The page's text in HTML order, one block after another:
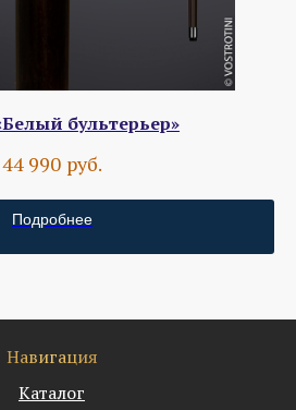
бультерьер»
44 990 руб.
Подробнее
Навигация
Каталог